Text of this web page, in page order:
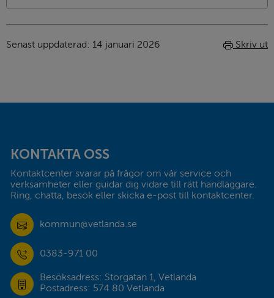
Senast uppdaterad: 14 januari 2026 Skriv ut
KONTAKTA OSS
Kontaktcenter svarar på frågor om vår service och
verksamheter eller guidar dig vidare till rätt handläggare.
Ring, chatta, besök eller skicka e-post till kontaktcenter.
kommun@vetlanda.se
0383-971 00
Besöksadress: Storgatan 1, Vetlanda
Postadress: 574 80 Vetlanda